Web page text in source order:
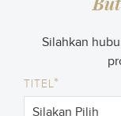
Silahkan
TITEL*